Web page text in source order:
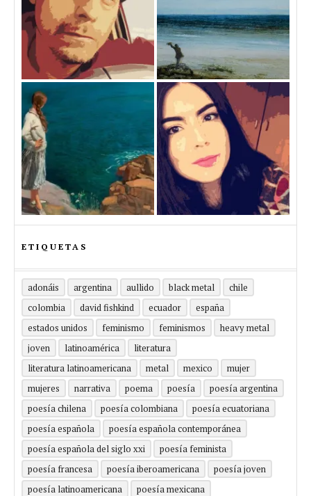
ETIQUETAS
adonáis argentina aullido black metal
chile
colombia
david fishkind ecuador
españa
estados unidos
feminismo feminismos
heavy metal
joven
latinoamérica
literatura
literatura latinoamericana
metal mexico
mujer
mujeres
narrativa poema poesía
poesía argentina
poesía chilena
poesía colombiana
poesía ecuatoriana
poesía española
poesía española contemporánea
poesía española del siglo xxi
poesía feminista
poesía francesa
poesía iberoamericana
poesía joven
poesía latinoamericana
poesía mexicana